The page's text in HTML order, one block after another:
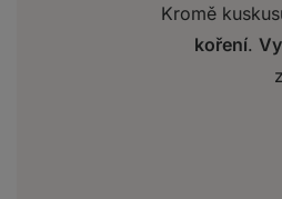
Kromě
koření.